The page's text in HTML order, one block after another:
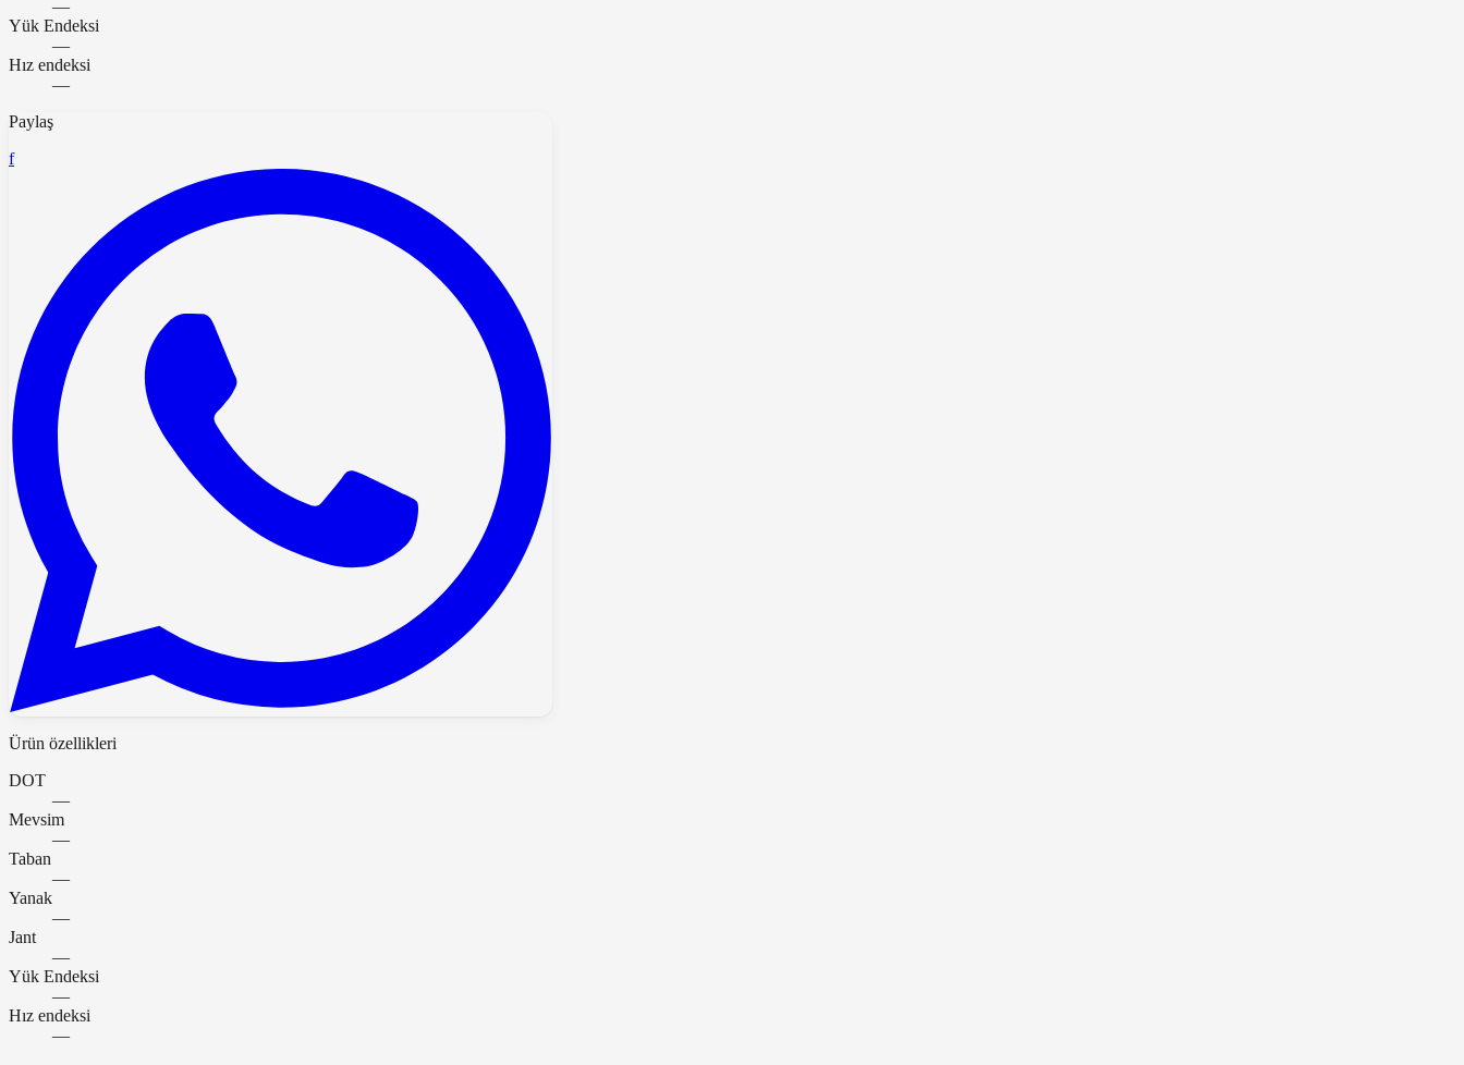
—
Yük Endeksi
—
Hız endeksi
—
Paylaş
f
Ürün özellikleri
DOT
—
Mevsim
—
Taban
—
Yanak
—
Jant
—
Yük Endeksi
—
Hız endeksi
—